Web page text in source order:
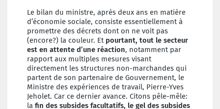
Le bilan du ministre, après deux ans en matière
d’économie sociale, consiste essentiellement à
promettre des décrets dont on ne voit pas
(encore?) la couleur. Et pourtant, tout le secteur
est en attente d’une réaction, notamment par
rapport aux multiples mesures visant
directement les structures non-marchandes qui
partent de son partenaire de Gouvernement, le
Ministre des expériences de travail, Pierre-Yves
Jeholet. Car ce dernier avance. Citons pêle-mêle:
la fin des subsides facultatifs, le gel des subsides